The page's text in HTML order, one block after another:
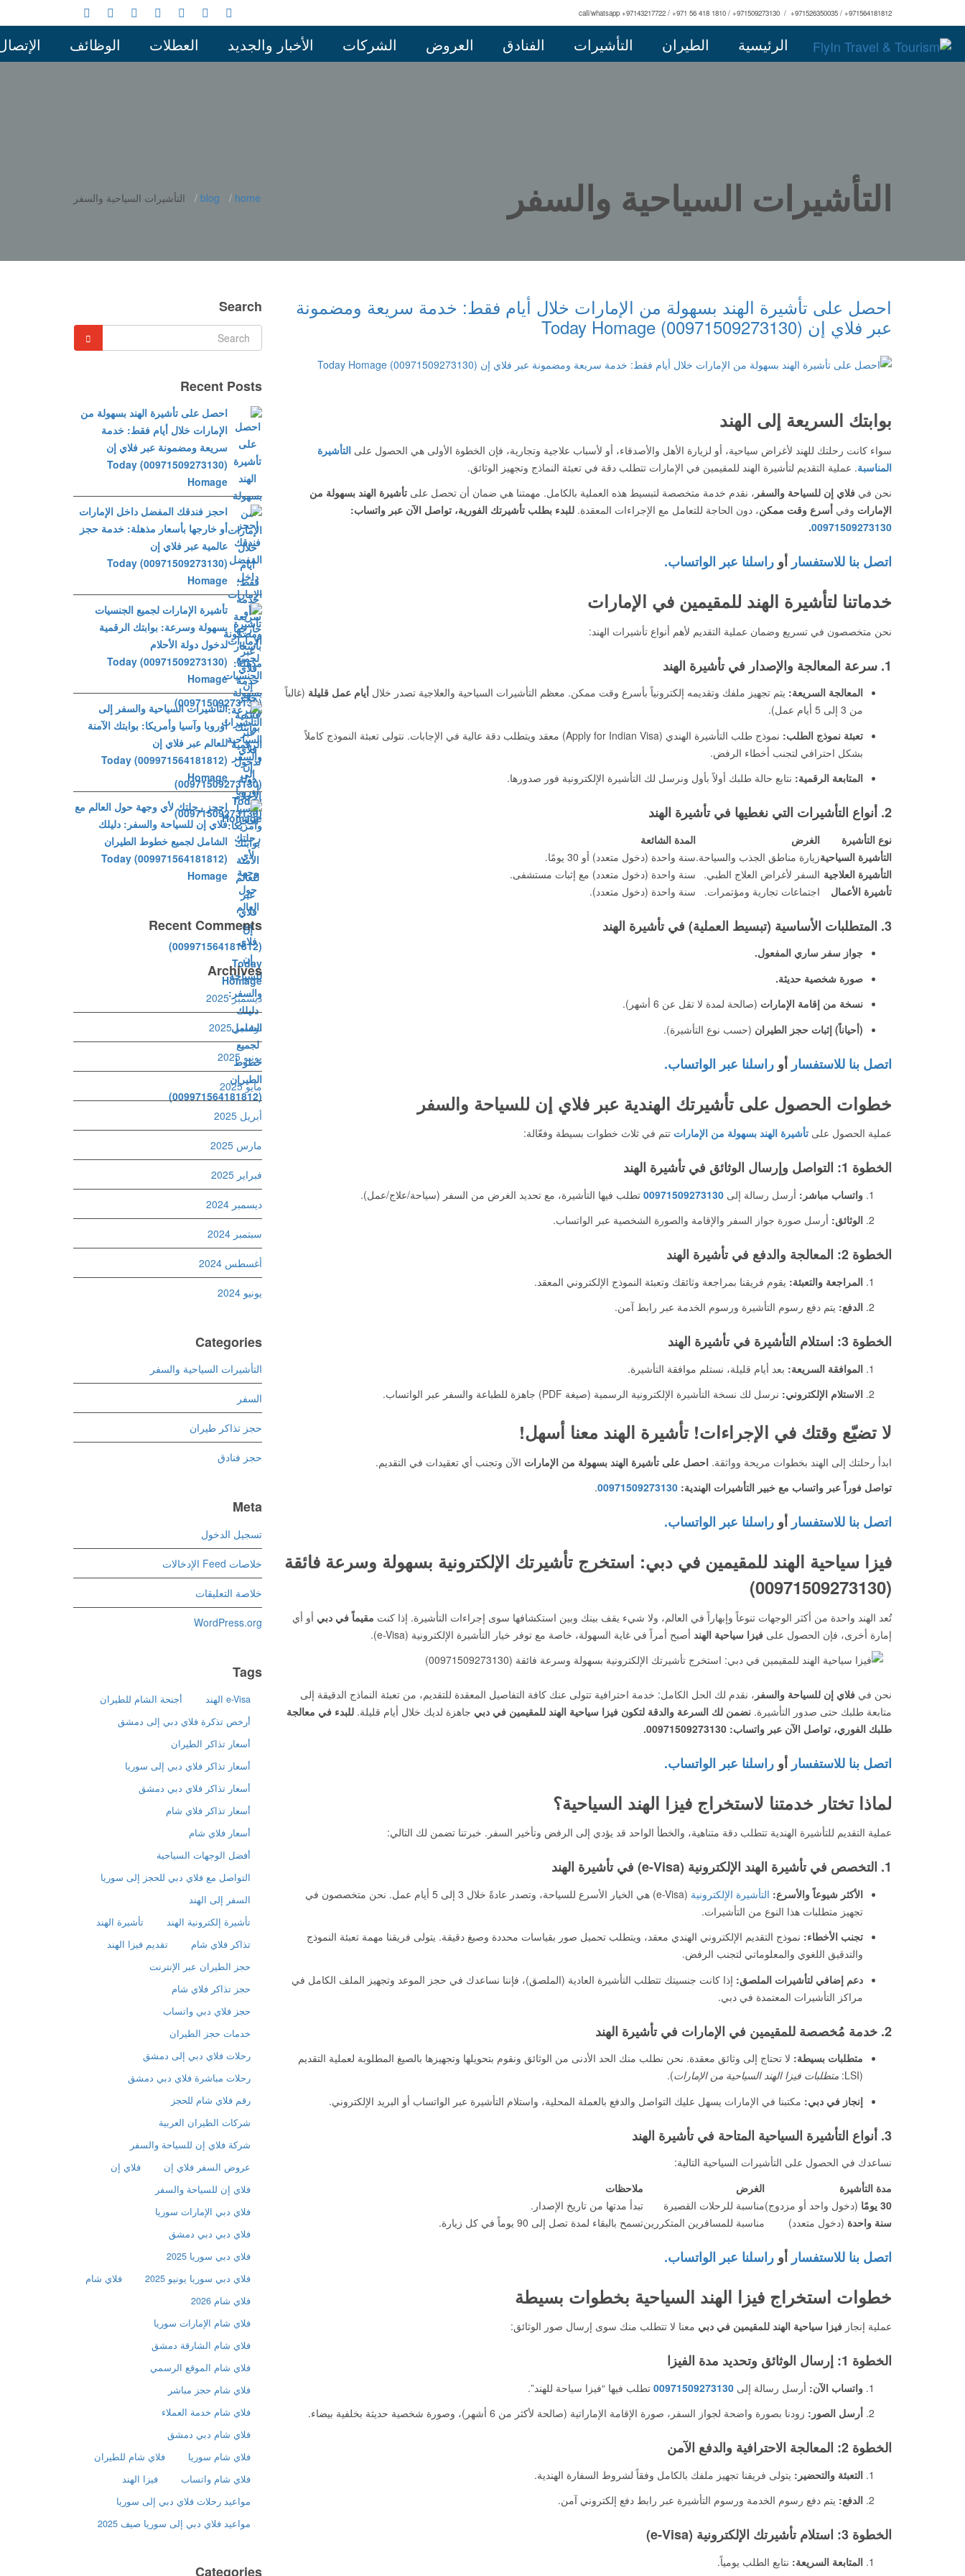
call/whatsapp +97143217722 / +971 56 418 1810 / +971509273130 / +971526350035 / +971564181812
الرئيسية الطيران التأشيرات الفنادق العروض الشركات الأخبار والجديد العطلات الوظائف
التأشيرات السياحية والسفر home
blog التأشيرات السياحية والسفر
احصل على تأشيرة الهند بسهولة من الإمارات خلال أيام فقط: خدمة سريعة ومضمونة
عبر فلاي إن (00971509273130) Today Homage
بوابتك السريعة إلى الهند
سواء كانت رحلتك للهند لأغراض سياحية، أو لزيارة الأهل والأصدقاء، أو لأسباب علاجية وتجارية، فإن الخطوة الأولى هي الحصول على التأشيرة
المناسبة. عملية التقديم لتأشيرة الهند للمقيمين في الإمارات تتطلب دقة في تعبئة النماذج وتجهيز الوثائق.
نحن في فلاي إن للسياحة والسفر ، نقدم خدمة متخصصة لتبسيط هذه العملية بالكامل. مهمتنا هي ضمان أن تحصل على تأشيرة الهند بسهولة من
الإمارات وفي أسرع وقت ممكن، دون الحاجة للتعامل مع الإجراءات المعقدة. للبدء بطلب تأشيرتك الفورية، تواصل الآن عبر واتساب:
00971509273130
.
اتصل بنا للاستفسار أو راسلنا عبر الواتساب.
خدماتنا لتأشيرة الهند للمقيمين في الإمارات
نحن متخصصون في تسريع وضمان عملية التقديم لأهم أنواع تأشيرات الهند:
1. سرعة المعالجة والإصدار في تأشيرة الهند
المعالجة السريعة: يتم تجهيز ملفك وتقديمه إلكترونياً بأسرع وقت ممكن. معظم التأشيرات السياحية والعلاجية تصدر خلال أيام عمل قليلة (غالباً
من 3 إلى 5 أيام عمل).
تعبئة نموذج الطلب:
نموذج طلب التأشيرة الهندي (Apply for Indian Visa) معقد ويتطلب دقة عالية في الإجابات. نتولى تعبئة النموذج كاملاً
بشكل احترافي لتجنب أخطاء الرفض.
المتابعة الرقمية: نتابع حالة طلبك أولاً بأول ونرسل لك التأشيرة الإلكترونية فور صدورها.
2. أنواع التأشيرات التي نغطيها في تأشيرة الهند
نوع التأشيرة الغرض
المدة الشائعة
التأشيرة السياحيةزيارة مناطق الجذب والسياحة.سنة واحدة (دخول متعدد) أو 30 يومًا.
التأشيرة العلاجية السفر لأغراض العلاج الطبي.
سنة واحدة (دخول متعدد) مع إثبات مستشفى.
تأشيرة الأعمال
اجتماعات تجارية ومؤتمرات. سنة واحدة (دخول متعدد).
3. المتطلبات الأساسية (تبسيط العملية) في تأشيرة الهند
جواز سفر ساري المفعول.
صورة شخصية حديثة.
نسخة من إقامة الإمارات (صالحة لمدة لا تقل عن 6 أشهر).
(أحياناً) إثبات حجز الطيران (حسب نوع التأشيرة).
اتصل بنا للاستفسار أو راسلنا عبر الواتساب.
خطوات الحصول على تأشيرتك الهندية عبر فلاي إن للسياحة والسفر
عملية الحصول على تأشيرة الهند بسهولة من الإمارات تتم في ثلاث خطوات بسيطة وفعّالة:
الخطوة 1: التواصل وإرسال الوثائق في تأشيرة الهند
واتساب مباشر: أرسل رسالة إلى 00971509273130 تطلب فيها التأشيرة، مع تحديد الغرض من السفر (سياحة/علاج/عمل).
الوثائق: أرسل صورة جواز السفر والإقامة والصورة الشخصية عبر الواتساب.
الخطوة 2: المعالجة والدفع في تأشيرة الهند
المراجعة والتعبئة: يقوم فريقنا بمراجعة وثائقك وتعبئة النموذج الإلكتروني المعقد.
الدفع: يتم دفع رسوم التأشيرة ورسوم الخدمة عبر رابط آمن.
الخطوة 3: استلام التأشيرة في تأشيرة الهند
الموافقة السريعة: بعد أيام قليلة، نستلم موافقة التأشيرة.
الاستلام الإلكتروني: نرسل لك نسخة التأشيرة الإلكترونية الرسمية (صيغة PDF) جاهزة للطباعة والسفر عبر الواتساب.
لا تضيّع وقتك في الإجراءات! تأشيرة الهند معنا أسهل!
ابدأ رحلتك إلى الهند بخطوات مريحة وواثقة. احصل على تأشيرة الهند بسهولة من الإمارات الآن وتجنب أي تعقيدات في التقديم.
تواصل فوراً عبر واتساب مع خبير التأشيرات الهندية: 00971509273130
.
اتصل بنا للاستفسار أو راسلنا عبر الواتساب.
فيزا سياحية الهند للمقيمين في دبي: استخرج تأشيرتك الإلكترونية بسهولة وسرعة فائقة
(00971509273130)
تُعد الهند واحدة من أكثر الوجهات تنوعاً وإبهاراً في العالم، ولا شيء يقف بينك وبين استكشافها سوى إجراءات التأشيرة. إذا كنت مقيماً في دبي أو أي
إمارة أخرى، فإن الحصول على فيزا سياحية الهند أصبح أمراً في غاية السهولة، خاصة مع توفر خيار التأشيرة الإلكترونية (e-Visa).
نحن في فلاي إن للسياحة والسفر ، نقدم لك الحل الكامل: خدمة احترافية تتولى عنك كافة التفاصيل المعقدة للتقديم، من تعبئة النماذج الدقيقة إلى
متابعة طلبك حتى صدور التأشيرة. نضمن لك السرعة والدقة لتكون فيزا سياحية الهند للمقيمين في دبي جاهزة لديك خلال أيام قليلة. للبدء في معالجة
طلبك الفوري، تواصل الآن عبر واتساب: 00971509273130.
اتصل بنا للاستفسار أو راسلنا عبر الواتساب.
لماذا تختار خدمتنا لاستخراج فيزا الهند السياحية؟
عملية التقديم للتأشيرة الهندية تتطلب دقة متناهية، والخطأ الواحد قد يؤدي إلى الرفض وتأخير السفر. خبرتنا تضمن لك التالي:
1. التخصص في تأشيرة الهند الإلكترونية (e-Visa) في تأشيرة الهند
الأكثر شيوعاً والأسرع: التأشيرة الإلكترونية
(e-Visa) هي الخيار الأسرع للسياحة، وتصدر عادةً خلال 3 إلى 5 أيام عمل. نحن متخصصون في
تجهيز متطلبات هذا النوع من التأشيرات.
تجنب الأخطاء: نموذج التقديم الإلكتروني الهندي معقد، ويتطلب تحميل صور بقياسات محددة وصيغ دقيقة. يتولى فريقنا مهمة تعبئة النموذج
والتدقيق اللغوي والمعلوماتي لتجنب الرفض.
دعم إضافي لتأشيرات الملصق: إذا كانت جنسيتك تتطلب التأشيرة العادية (الملصق)، فإننا نساعدك في حجز الموعد وتجهيز الملف الكامل في
مراكز التأشيرات المعتمدة في دبي.
2. خدمة مُخصصة للمقيمين في الإمارات في تأشيرة الهند
متطلبات بسيطة: لا تحتاج إلى وثائق معقدة. نحن نطلب منك الحد الأدنى من الوثائق ونقوم بتحويلها وتجهيزها بالصيغ المطلوبة لعملية التقديم
(LSI:
متطلبات فيزا الهند السياحية من الإمارات).
إنجاز في دبي: مكتبنا في الإمارات يسهل عليك التواصل والدفع بالعملة المحلية، واستلام التأشيرة عبر الواتساب أو البريد الإلكتروني.
3. أنواع التأشيرة السياحية المتاحة في تأشيرة الهند
نساعدك في الحصول على التأشيرات السياحية التالية:
مدة التأشيرة
الغرض
ملاحظات
30 يومًا
(دخول واحد أو مزدوج)مناسبة للرحلات القصيرة
تبدأ مدتها من تاريخ الإصدار.
سنة واحدة (دخول متعدد) مناسبة للمسافرين المتكررينتسمح بالبقاء لمدة تصل إلى 90 يوماً في كل زيارة.
اتصل بنا للاستفسار أو راسلنا عبر الواتساب.
خطوات استخراج فيزا الهند السياحية بخطوات بسيطة
عملية إنجاز فيزا سياحية الهند للمقيمين في دبي معنا لا تتطلب منك سوى إرسال صور الوثائق:
الخطوة 1: إرسال الوثائق وتحديد مدة الفيزا
واتساب الآن: أرسل رسالة إلى 00971509273130 تطلب فيها “فيزا سياحة للهند”.
أرسل الصور: زودنا بصورة واضحة لجواز السفر، صورة الإقامة الإماراتية (صالحة لأكثر من 6 أشهر)، وصورة شخصية حديثة بخلفية بيضاء.
الخطوة 2: المعالجة الاحترافية والدفع الآمن
التعبئة والتحضير: يتولى فريقنا تجهيز ملفك بالكامل وفقاً لشروط السفارة الهندية.
الدفع: يتم دفع رسوم الخدمة ورسوم التأشيرة عبر رابط دفع إلكتروني آمن.
الخطوة 3: استلام تأشيرتك الإلكترونية (e-Visa)
المتابعة السريعة: نتابع الطلب يومياً.
Search
Recent Posts
احصل على تأشيرة الهند بسهولة من
الإمارات خلال أيام فقط: خدمة
سريعة ومضمونة عبر فلاي إن
(00971509273130) Today
Homage
احجز فندقك المفضل داخل الإمارات
أو خارجها بأسعار مذهلة: خدمة حجز
عالمية عبر فلاي إن
(00971509273130) Today
Homage
تأشيرة الإمارات لجميع الجنسيات
بسهولة وسرعة: بوابتك الرقمية
لدخول دولة الأحلام
(00971509273130) Today
Homage
التأشيرات السياحية والسفر إلى
أوروبا وآسيا وأمريكا: بوابتك الآمنة
للعالم عبر فلاي إن
(009971564181812) Today
Homage
احجز رحلتك لأي وجهة حول العالم مع
فلاي إن للسياحة والسفر: دليلك
الشامل لجميع خطوط الطيران
(009971564181812) Today
Homage
Recent Comments
Archives
ديسمبر 2025
نوفمبر 2025
يونيو 2025
مايو 2025
أبريل 2025
مارس 2025
فبراير 2025
ديسمبر 2024
سبتمبر 2024
أغسطس 2024
يونيو 2024
Categories
التأشيرات السياحية والسفر
السفر
حجز تذاكر طيران
حجز فنادق
Meta
تسجيل الدخول
خلاصات Feed الإدخالات
خلاصة التعليقات
WordPress.org
Tags
e-Visa الهند
أجنحة الشام للطيران
أرخص تذكرة فلاي دبي إلى دمشق
أسعار تذاكر الطيران
أسعار تذاكر فلاي دبي إلى سوريا
أسعار تذاكر فلاي دبي دمشق
أسعار تذاكر فلاي شام
أسعار فلاي شام
أفضل الوجهات السياحية
التواصل مع فلاي دبي للحجز إلى سوريا
السفر إلى الهند
تأشيرة إلكترونية الهند
تأشيرة الهند
تذاكر فلاي شام
تقديم فيزا الهند
حجز الطيران عبر الإنترنت
حجز تذاكر فلاي شام
حجز فلاي دبي واتساب
خدمات حجز الطيران
رحلات فلاي دبي إلى دمشق
رحلات مباشرة فلاي دبي دمشق
رقم فلاي شام للحجز
شركات الطيران العربية
شركة فلاي إن للسياحة والسفر
عروض السفر فلاي إن
فلاي إن
فلاي إن للسياحة والسفر
فلاي دبي الإمارات سوريا
فلاي دبي دبي دمشق
فلاي دبي سوريا 2025
فلاي دبي سوريا يونيو 2025
فلاي شام
فلاي شام 2026
فلاي شام الإمارات سوريا
فلاي شام الشارقة دمشق
فلاي شام الموقع الرسمي
فلاي شام حجز مباشر
فلاي شام خدمة العملاء
فلاي شام دبي دمشق
فلاي شام سوريا
فلاي شام للطيران
فلاي شام واتساب
فيزا الهند
مواعيد رحلات فلاي دبي إلى سوريا
مواعيد فلاي دبي إلى سوريا صيف 2025
Categories